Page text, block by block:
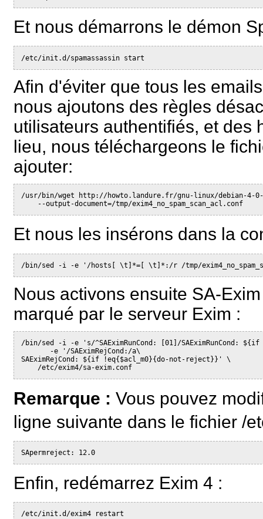
Et nous démarrons le démon
/etc/init.d/spamassassin start
Afin d'éviter que tous les
nous ajoutons des règles
utilisateurs authentifiés, et des
lieu, nous téléchargeons le
ajouter:
/usr/bin/wget http://howto.landure.fr/gnu-linux/debian-4-0-
    --output-document=/tmp/exim4_no_spam_scan_acl.conf
Et nous les insérons dans la
/bin/sed -i -e '/hosts[ \t]*=[ \t]*:/r /tmp/
Nous activons ensuite SA-
marqué par le serveur Exim :
/bin/sed -i -e 's/^SAEximRunCond: [01]/SAEximRunCond:
       -e '/SAEximRejCond:/a\
SAEximRejCond: ${if !eq{$acl_m0}{do-not-reject}}' \
    /etc/exim4/sa-exim.conf
Remarque : Vous pouvez
ligne suivante dans le fichier /
SApermreject: 12.0
Enfin, redémarrez Exim 4 :
/etc/init.d/exim4 restart